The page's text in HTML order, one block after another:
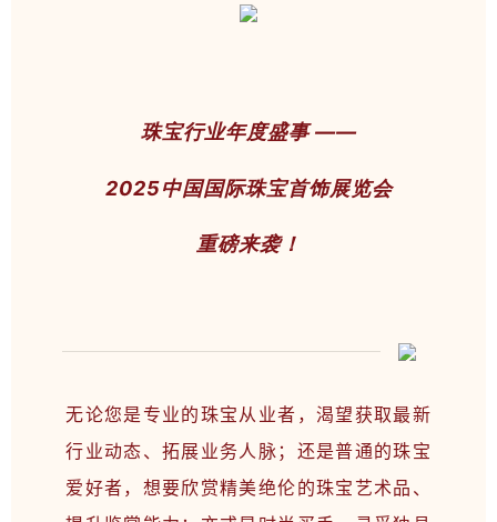
珠宝行业年度盛事 ——
2025中国国际珠宝首饰展览会
重磅来袭！
无论您是专业的珠宝从业者，渴望获取最新
行业动态、拓展业务人脉；还是普通的珠宝
爱好者，想要欣赏精美绝伦的珠宝艺术品、